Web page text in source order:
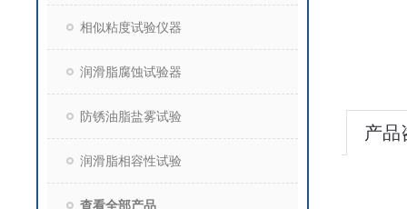
相似粘度试验仪器
润滑脂腐蚀试验器
防锈油脂盐雾试验
润滑脂相容性试验
查看全部产品
产品